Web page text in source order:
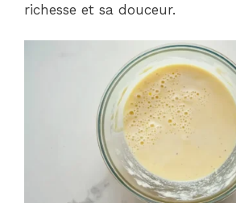
richesse et sa douceur.